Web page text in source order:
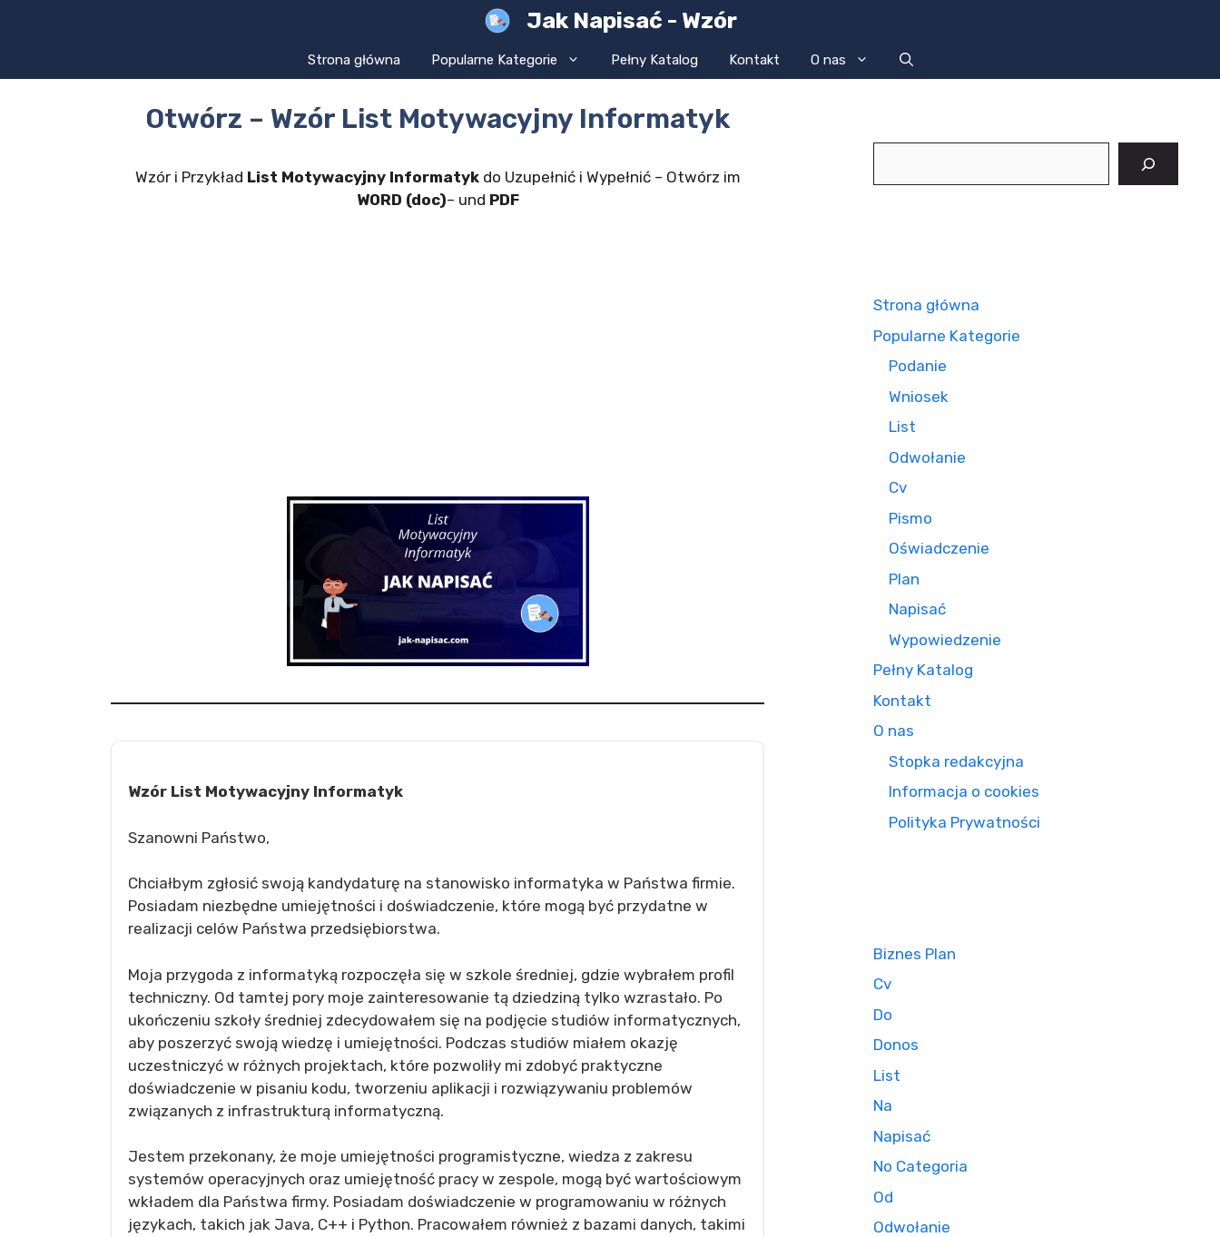
Jak Napisać - Wzór
Strona główna Popularne Kategorie Pełny Katalog Kontakt O nas
Otwórz – Wzór List Motywacyjny Informatyk
Wzór i Przykład List Motywacyjny Informatykdo Uzupełnić i Wypełnić – Otwórz im
WORD (doc)– und PDF
Wzór List Motywacyjny Informatyk
Szanowni Państwo,
Chciałbym zgłosić swoją kandydaturę na stanowisko informatyka w Państwa firmie.
Posiadam niezbędne umiejętności i doświadczenie, które mogą być przydatne w
realizacji celów Państwa przedsiębiorstwa.
Moja przygoda z informatyką rozpoczęła się w szkole średniej, gdzie wybrałem profil
techniczny. Od tamtej pory moje zainteresowanie tą dziedziną tylko wzrastało. Po
ukończeniu szkoły średniej zdecydowałem się na podjęcie studiów informatycznych,
aby poszerzyć swoją wiedzę i umiejętności. Podczas studiów miałem okazję
uczestniczyć w różnych projektach, które pozwoliły mi zdobyć praktyczne
doświadczenie w pisaniu kodu, tworzeniu aplikacji i rozwiązywaniu problemów
związanych z infrastrukturą informatyczną.
Jestem przekonany, że moje umiejętności programistyczne, wiedza z zakresu
systemów operacyjnych oraz umiejętność pracy w zespole, mogą być wartościowym
wkładem dla Państwa firmy. Posiadam doświadczenie w programowaniu w różnych
językach, takich jak Java, C++ i Python. Pracowałem również z bazami danych, takimi
Strona główna
Popularne Kategorie
Podanie
Wniosek
List
Odwołanie
Cv
Pismo
Oświadczenie
Plan
Napisać
Wypowiedzenie
Pełny Katalog
Kontakt
O nas
Stopka redakcyjna
Informacja o cookies
Polityka Prywatności
Biznes Plan
Cv
Do
Donos
List
Na
Napisać
No Categoria
Od
Odwołanie